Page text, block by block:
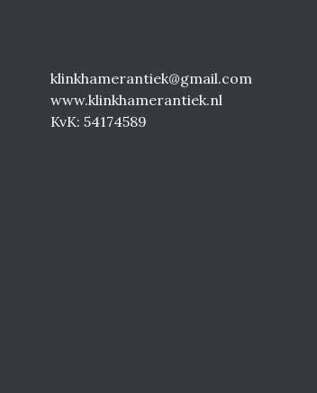
klinkhamerantiek@gmail.com
www.klinkhamerantiek.nl
KvK: 54174589